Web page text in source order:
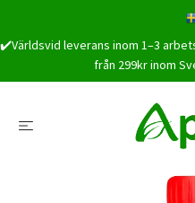
✔️Världsvid leverans inom 1–3
från 299kr inom